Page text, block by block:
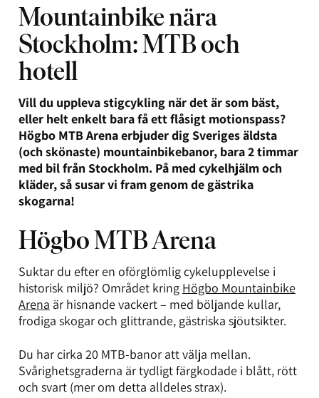
Mountainbike nära
Stockholm: MTB och
hotell
Vill du uppleva stigcykling när det är som bäst,
eller helt enkelt bara få ett flåsigt motionspass?
Högbo MTB Arena erbjuder dig Sveriges äldsta
(och skönaste) mountainbikebanor, bara 2 timmar
med bil från Stockholm. På med cykelhjälm och
kläder, så susar vi fram genom de gästrika
skogarna!
Högbo MTB Arena
Suktar du efter en oförglömlig cykelupplevelse i
historisk miljö? Området kring Högbo Mountainbike
Arena är hisnande vackert – med böljande kullar,
frodiga skogar och glittrande, gästriska sjöutsikter.
Du har cirka 20 MTB-banor att välja mellan.
Svårighetsgraderna är tydligt färgkodade i blått, rött
och svart (mer om detta alldeles strax).